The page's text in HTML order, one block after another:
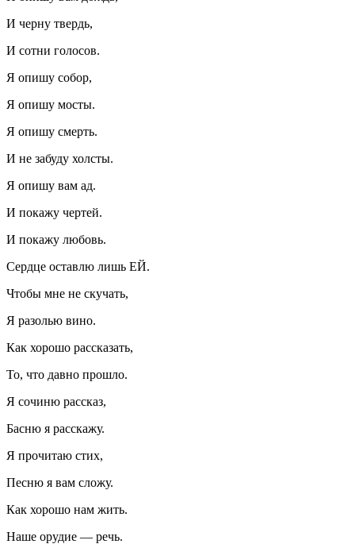
И черну твердь,
И сотни голосов.
Я опишу собор,
Я опишу мосты.
Я опишу смерть.
И не забуду холсты.
Я опишу вам ад.
И покажу чертей.
И покажу любовь.
Сердце оставлю лишь ЕЙ.
Чтобы мне не скучать,
Я разолью вино.
Как хорошо рассказать,
То, что давно прошло.
Я сочиню рассказ,
Басню я расскажу.
Я прочитаю стих,
Песню я вам сложу.
Как хорошо нам жить.
Наше орудие — речь.